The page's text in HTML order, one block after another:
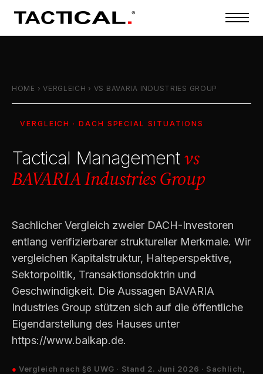
HOME ›VERGLEICH › VS BAVARIA INDUSTRIES GROUP
VERGLEICH · DACH SPECIAL SITUATIONS
Tactical Managementvs
BAVARIA Industries Group
Sachlicher Vergleich zweier DACH-Investoren
entlang verifizierbarer struktureller Merkmale. Wir
vergleichen Kapitalstruktur, Halteperspektive,
Sektorpolitik, Transaktions­doktrin und
Geschwindigkeit. Die Aussagen BAVARIA
Industries Group stützen sich auf die öffentliche
Eigendarstellung des Hauses unter
https://www.baikap.de.
● Vergleich nach §6 UWG · Stand 2. Juni 2026 · Sachlich,